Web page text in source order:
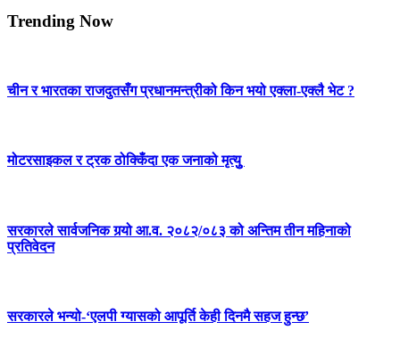
Trending Now
चीन र भारतका राजदुतसँग प्रधानमन्त्रीको किन भयो एक्ला-एक्लै भेट ?
मोटरसाइकल र ट्रक ठोक्किँदा एक जनाको मृत्युु
सरकारले सार्वजनिक गर्‍यो आ.व. २०८२/०८३ को अन्तिम तीन महिनाको
प्रतिवेदन
सरकारले भन्यो-‘एलपी ग्यासको आपूर्ति केही दिनमै सहज हुन्छ’